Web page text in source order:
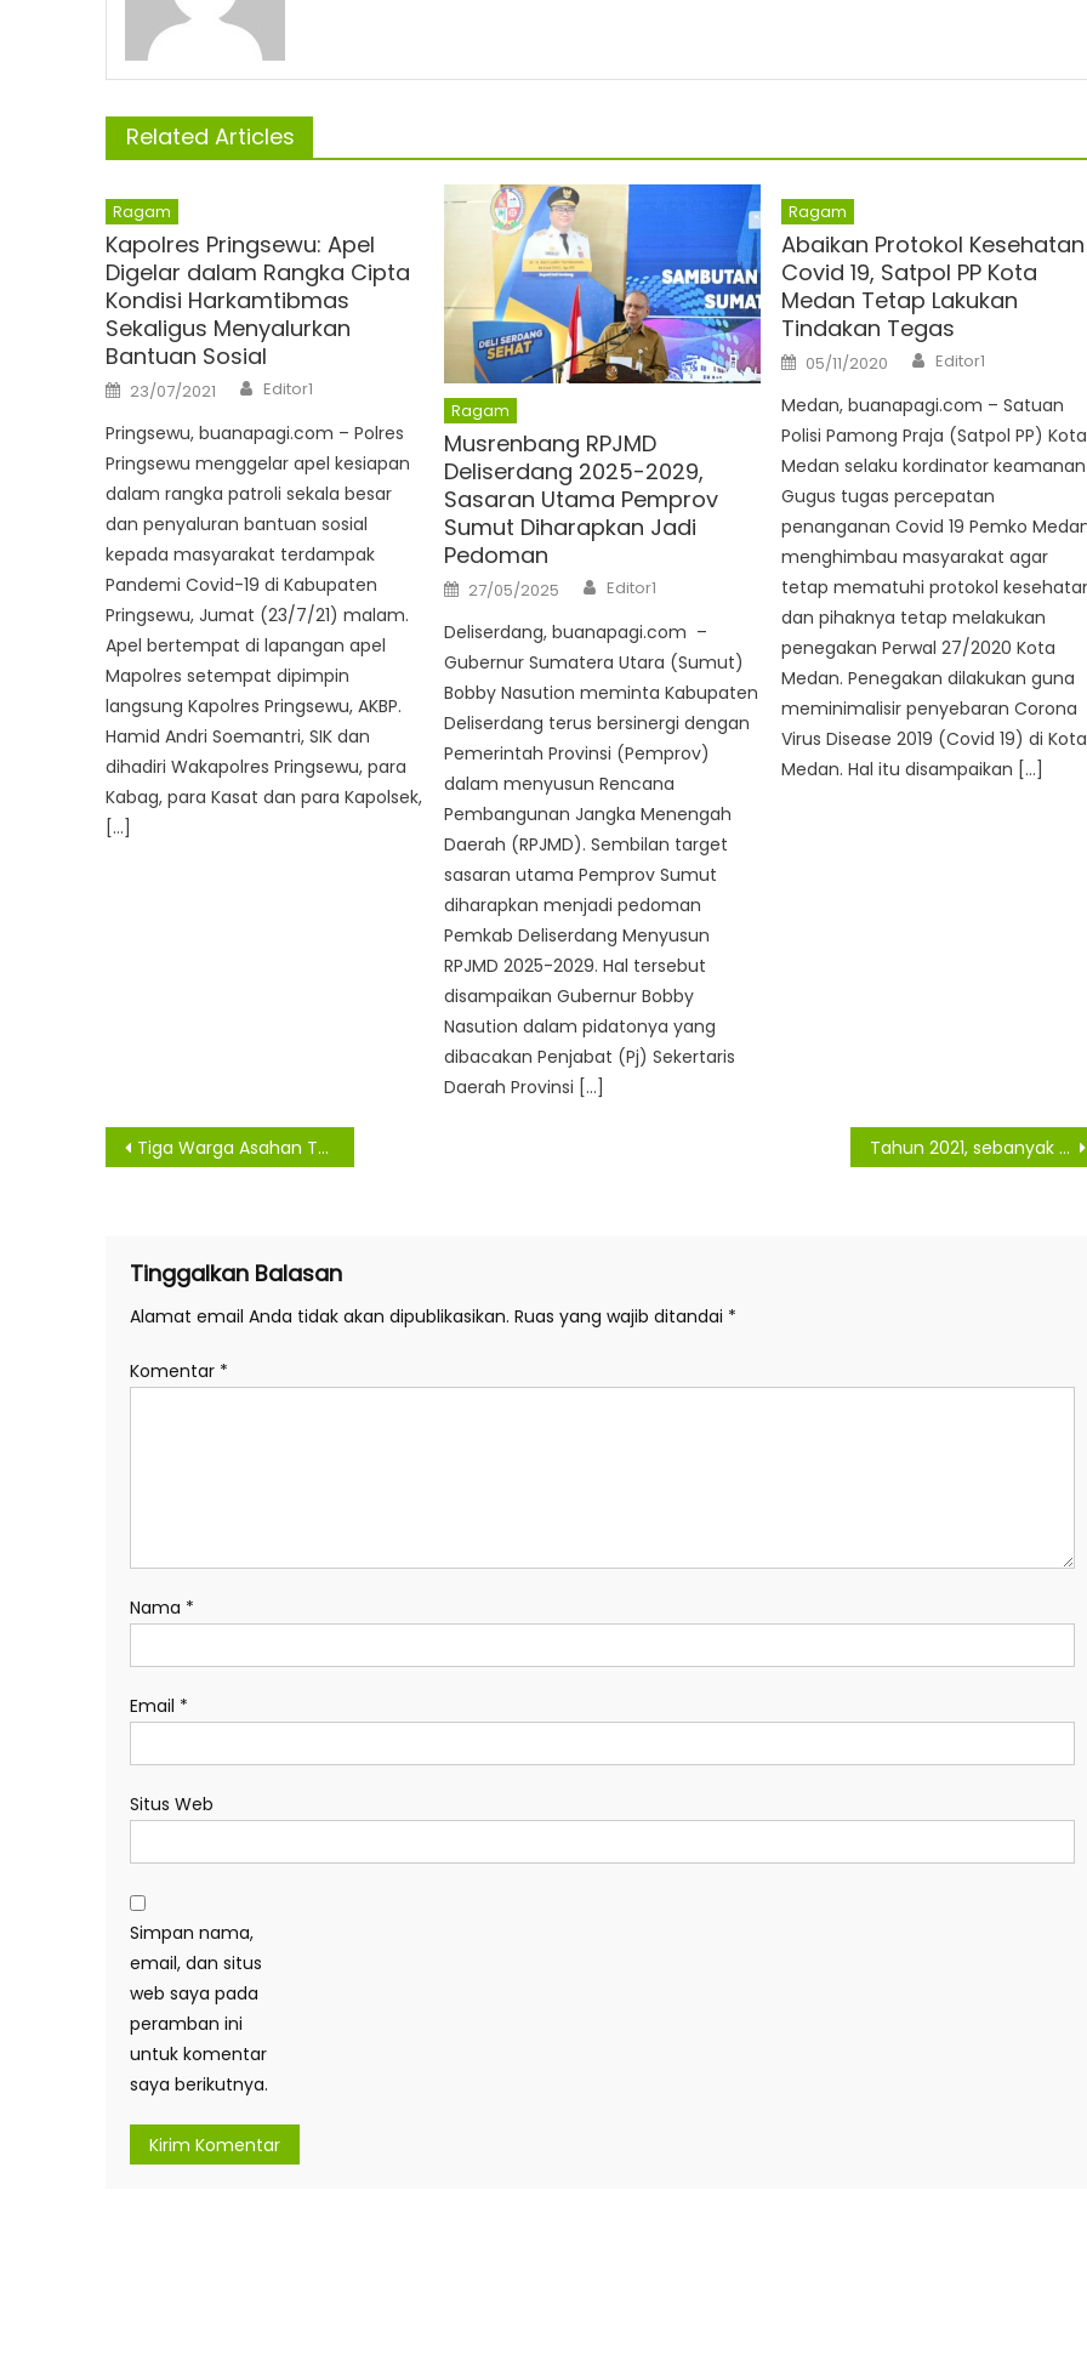
Related Articles
Ragam
Kapolres Pringsewu: Apel
Digelar dalam Rangka Cipta
Kondisi Harkamtibmas
Sekaligus Menyalurkan
Bantuan Sosial
Posted
on
23/07/2021 Author
Editor1
Pringsewu, buanapagi.com – Polres
Pringsewu menggelar apel kesiapan
dalam rangka patroli sekala besar
dan penyaluran bantuan sosial
kepada masyarakat terdampak
Pandemi Covid-19 di Kabupaten
Pringsewu, Jumat (23/7/21) malam.
Apel bertempat di lapangan apel
Mapolres setempat dipimpin
langsung Kapolres Pringsewu, AKBP.
Hamid Andri Soemantri, SIK dan
dihadiri Wakapolres Pringsewu, para
Kabag, para Kasat dan para Kapolsek,
[…]
Ragam
Musrenbang RPJMD
Deliserdang 2025-2029,
Sasaran Utama Pemprov
Sumut Diharapkan Jadi
Pedoman
Posted
on
27/05/2025 Author
Editor1
Deliserdang, buanapagi.com –
Gubernur Sumatera Utara (Sumut)
Bobby Nasution meminta Kabupaten
Deliserdang terus bersinergi dengan
Pemerintah Provinsi (Pemprov)
dalam menyusun Rencana
Pembangunan Jangka Menengah
Daerah (RPJMD). Sembilan target
sasaran utama Pemprov Sumut
diharapkan menjadi pedoman
Pemkab Deliserdang Menyusun
RPJMD 2025-2029. Hal tersebut
disampaikan Gubernur Bobby
Nasution dalam pidatonya yang
dibacakan Penjabat (Pj) Sekertaris
Daerah Provinsi […]
Ragam
Abaikan Protokol Kesehatan
Covid 19, Satpol PP Kota
Medan Tetap Lakukan
Tindakan Tegas
Posted
on
05/11/2020 Author
Editor1
Medan, buanapagi.com – Satuan
Polisi Pamong Praja (Satpol PP) Kota
Medan selaku kordinator keamanan
Gugus tugas percepatan
penanganan Covid 19 Pemko
menghimbau masyarakat agar
tetap mematuhi protokol
dan pihaknya tetap melakukan
penegakan Perwal 27/2020 Kota
Medan. Penegakan dilakukan guna
meminimalisir penyebaran Corona
Virus Disease 2019 (Covid 19) di Kota
Medan. Hal itu disampaikan […]
Navigasi
Tiga Warga Asahan Terpapar Virus Covid -19, Satu Meninggal Tahun 2021, sebanyak 29 Ribu Masyarakat Ditampung BPJS Kesehatan
Tinggalkan Balasan
Alamat email Anda tidak akan dipublikasikan. Ruas yang wajib ditandai *
Komentar *
Nama *
Email *
Situs Web
Simpan nama,
email, dan situs
web saya pada
peramban ini
untuk komentar
saya berikutnya.